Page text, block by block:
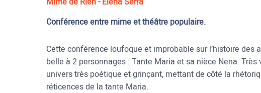
Conférence entre mime et théâtre populaire.
Cette conférence loufoque et improbable sur l’histoire
belle à 2 personnages : Tante Maria et sa nièce Nena.
univers très poétique et grinçant, mettant de côté la
réticences de la tante Maria.